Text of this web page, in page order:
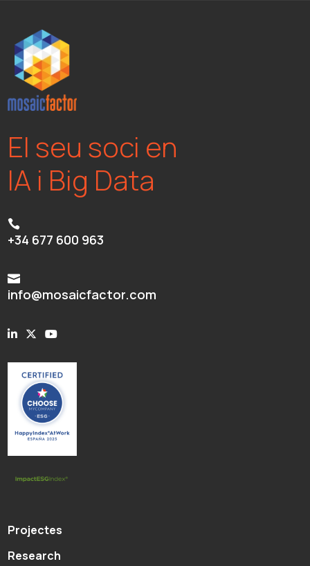
El seu soci en
IA i Big Data

+34 677 600 963

info@mosaicfactor.com
Projectes
Research